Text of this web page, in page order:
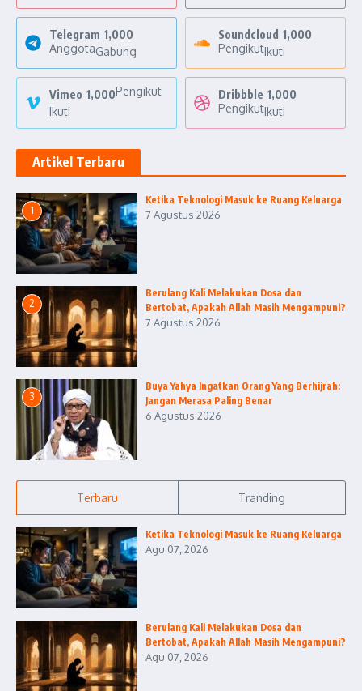
Telegram 1,000
AnggotaGabung
Soundcloud 1,000
PengikutIkuti
Vimeo 1,000Pengikut
Ikuti
Dribbble 1,000
PengikutIkuti
Artikel Terbaru
1
Ketika Teknologi Masuk ke Ruang Keluarga
7 Agustus 2026
2
Berulang Kali Melakukan Dosa dan
Bertobat, Apakah Allah Masih Mengampuni?
7 Agustus 2026
3
Buya Yahya Ingatkan Orang Yang Berhijrah:
Jangan Merasa Paling Benar
6 Agustus 2026
Terbaru Tranding
Ketika Teknologi Masuk ke Ruang Keluarga
Agu 07, 2026
Berulang Kali Melakukan Dosa dan
Bertobat, Apakah Allah Masih Mengampuni?
Agu 07, 2026